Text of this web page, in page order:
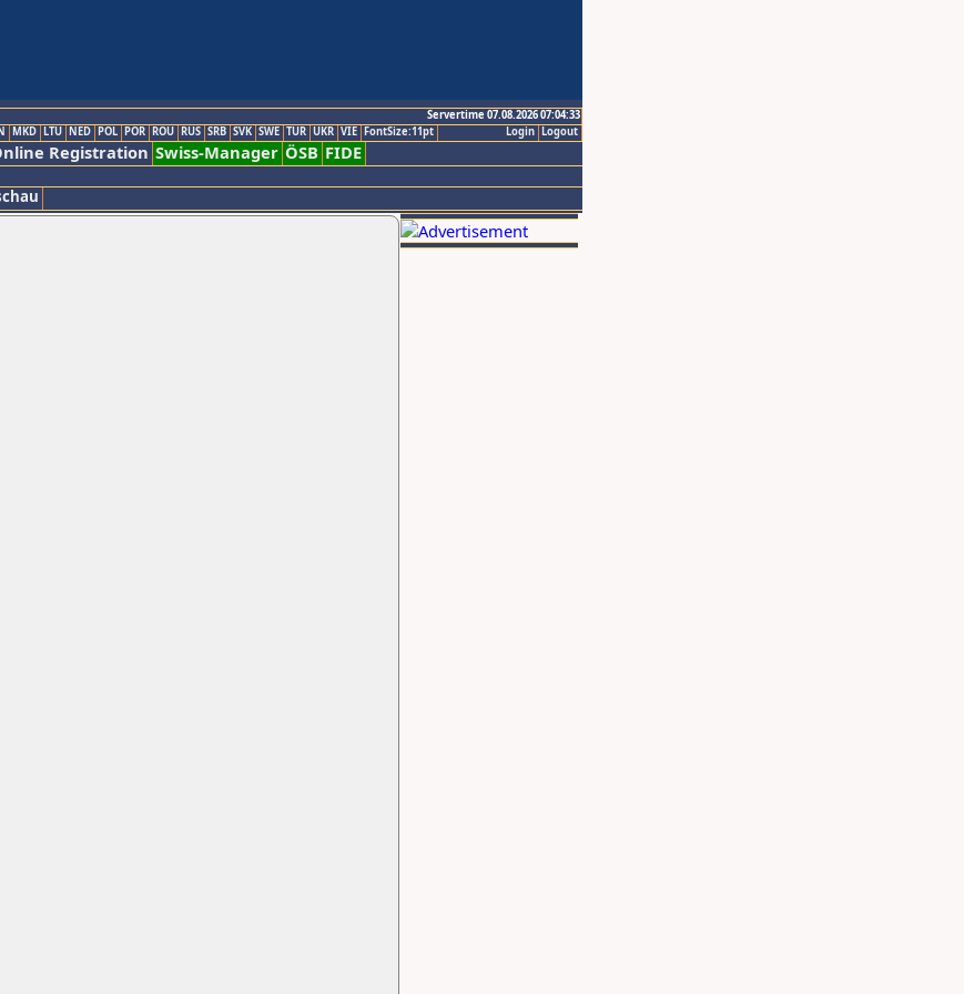
Servertime 07.08.2026 07:04:33
Logout
Login
MKD LTU NED POL POR ROU RUS SRB SVK SWE TUR UKR VIE FontSize:11pt
Registration Swiss-Manager ÖSB FIDE